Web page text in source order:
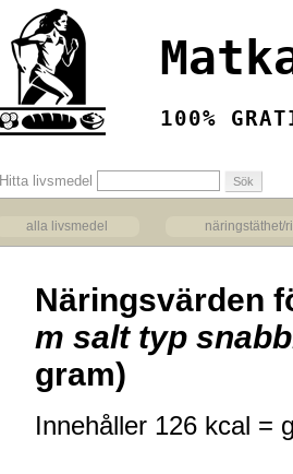
100%
Hitta livsmedel
alla livsmedel näringstäthet/
Näringsvärden
m salt typ
gram)
Innehåller 126 kcal =